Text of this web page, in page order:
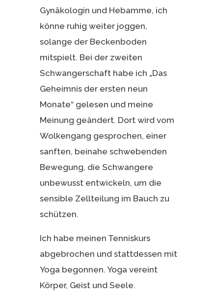
Gynäkologin und Hebamme, ich
könne ruhig weiter joggen,
solange der Beckenboden
mitspielt. Bei der zweiten
Schwangerschaft habe ich „Das
Geheimnis der ersten neun
Monate“ gelesen und meine
Meinung geändert. Dort wird vom
Wolkengang gesprochen, einer
sanften, beinahe schwebenden
Bewegung, die Schwangere
unbewusst entwickeln, um die
sensible Zellteilung im Bauch zu
schützen.
Ich habe meinen Tenniskurs
abgebrochen und stattdessen mit
Yoga begonnen. Yoga vereint
Körper, Geist und Seele.